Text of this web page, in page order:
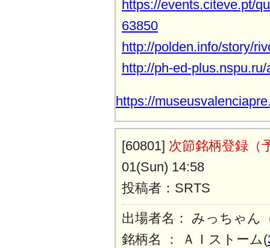
https://events.citeve.pt/
63850
http://polden.info/story/
http://ph-ed-
https://
[60801] 次節銘柄登録（
01(Sun) 14:58
投稿者：SRTS
出場者名： みっちゃん
銘柄名 ： ＡＩストーム(